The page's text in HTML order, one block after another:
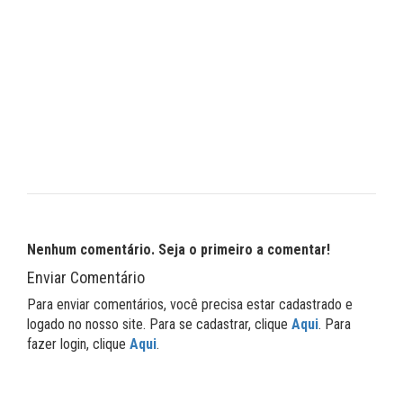
Nenhum comentário. Seja o primeiro a comentar!
Enviar Comentário
Para enviar comentários, você precisa estar cadastrado e
logado no nosso site. Para se cadastrar, clique Aqui. Para
fazer login, clique Aqui.